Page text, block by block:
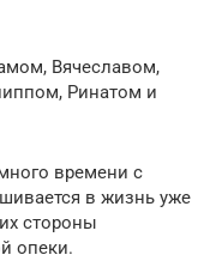
Вячеславом,
Ринатом и
времени с
в жизнь уже
стороны
опеки.